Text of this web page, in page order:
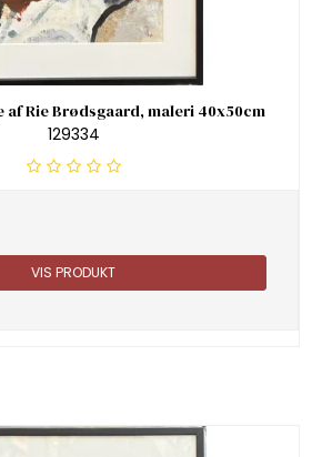
af Rie Brødsgaard, maleri 40x50cm
129334
VIS PRODUKT